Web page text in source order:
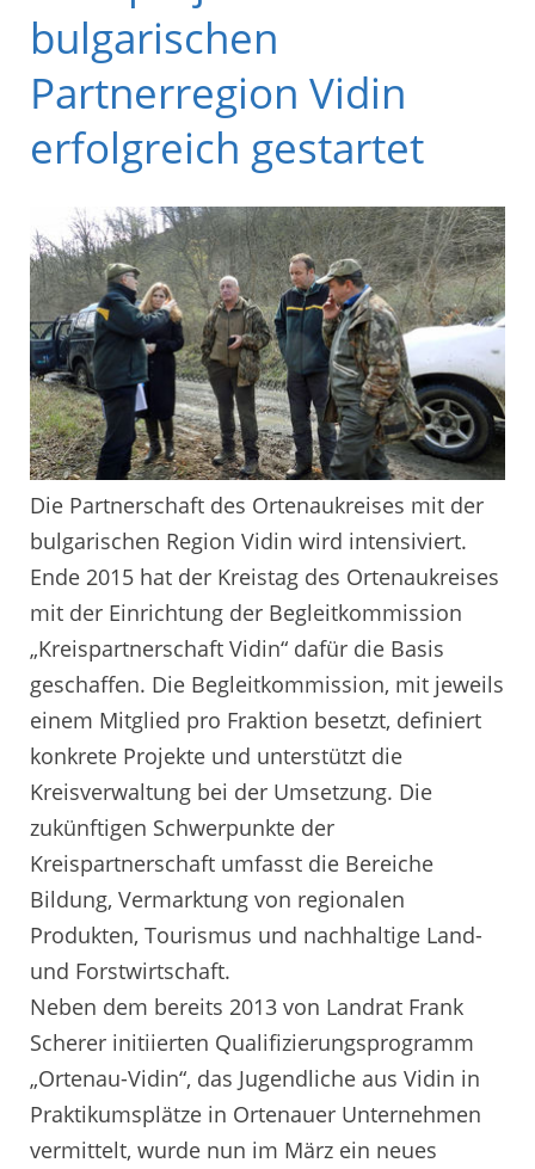
bulgarischen
Partnerregion Vidin
erfolgreich gestartet
Die Partnerschaft des Ortenaukreises mit der
bulgarischen Region Vidin wird intensiviert.
Ende 2015 hat der Kreistag des Ortenaukreises
mit der Einrichtung der Begleitkommission
„Kreispartnerschaft Vidin“ dafür die Basis
geschaffen. Die Begleitkommission, mit jeweils
einem Mitglied pro Fraktion besetzt, definiert
konkrete Projekte und unterstützt die
Kreisverwaltung bei der Umsetzung. Die
zukünftigen Schwerpunkte der
Kreispartnerschaft umfasst die Bereiche
Bildung, Vermarktung von regionalen
Produkten, Tourismus und nachhaltige Land-
und Forstwirtschaft.
Neben dem bereits 2013 von Landrat Frank
Scherer initiierten Qualifizierungsprogramm
„Ortenau-Vidin“, das Jugendliche aus Vidin in
Praktikumsplätze in Ortenauer Unternehmen
vermittelt, wurde nun im März ein neues